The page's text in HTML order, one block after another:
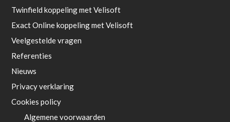
Twinfield koppeling met Velisoft
Exact Online koppeling met Velisoft
Veelgestelde vragen
Referenties
Nieuws
Privacy verklaring
Cookies policy
Algemene voorwaarden